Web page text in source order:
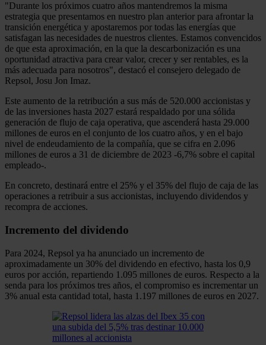
"Durante los próximos cuatro años mantendremos la misma
estrategia que presentamos en nuestro plan anterior para afrontar la
transición energética y apostaremos por todas las energías que
satisfagan las necesidades de nuestros clientes. Estamos convencidos
de que esta aproximación, en la que la descarbonización es una
oportunidad atractiva para crear valor, crecer y ser rentables, es la
más adecuada para nosotros", destacó el consejero delegado de
Repsol, Josu Jon Imaz.
Este aumento de la retribución a sus más de 520.000 accionistas y
de las inversiones hasta 2027 estará respaldado por una sólida
generación de flujo de caja operativa, que ascenderá hasta 29.000
millones de euros en el conjunto de los cuatro años, y en el bajo
nivel de endeudamiento de la compañía, que se cifra en 2.096
millones de euros a 31 de diciembre de 2023 -6,7% sobre el capital
empleado-.
En concreto, destinará entre el 25% y el 35% del flujo de caja de las
operaciones a retribuir a sus accionistas, incluyendo dividendos y
recompra de acciones.
Incremento del dividendo
Para 2024, Repsol ya ha anunciado un incremento de
aproximadamente un 30% del dividendo en efectivo, hasta los 0,9
euros por acción, repartiendo 1.095 millones de euros. Respecto a la
senda para los próximos tres años, el compromiso es incrementar un
3% anual esta cantidad total, hasta 1.197 millones de euros en 2027.